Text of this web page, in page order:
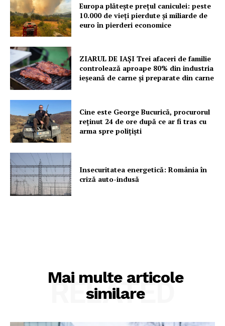
Europa plătește prețul caniculei: peste
10.000 de vieți pierdute și miliarde de
euro în pierderi economice
ZIARUL DE IAȘI Trei afaceri de familie
controlează aproape 80% din industria
ieșeană de carne și preparate din carne
Cine este George Bucurică, procurorul
reținut 24 de ore după ce ar fi tras cu
arma spre polițiști
Insecuritatea energetică: România în
criză auto-indusă
Mai multe articole
similare
RELATED